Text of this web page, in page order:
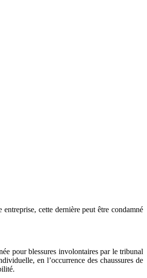
cette dernière peut être condamné
pour blessures involontaires par le tribunal
en l’occurrence des chaussures de